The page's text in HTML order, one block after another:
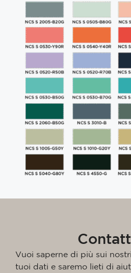
Vuoi saperne di più sui
tuoi dati e saremo lieti di